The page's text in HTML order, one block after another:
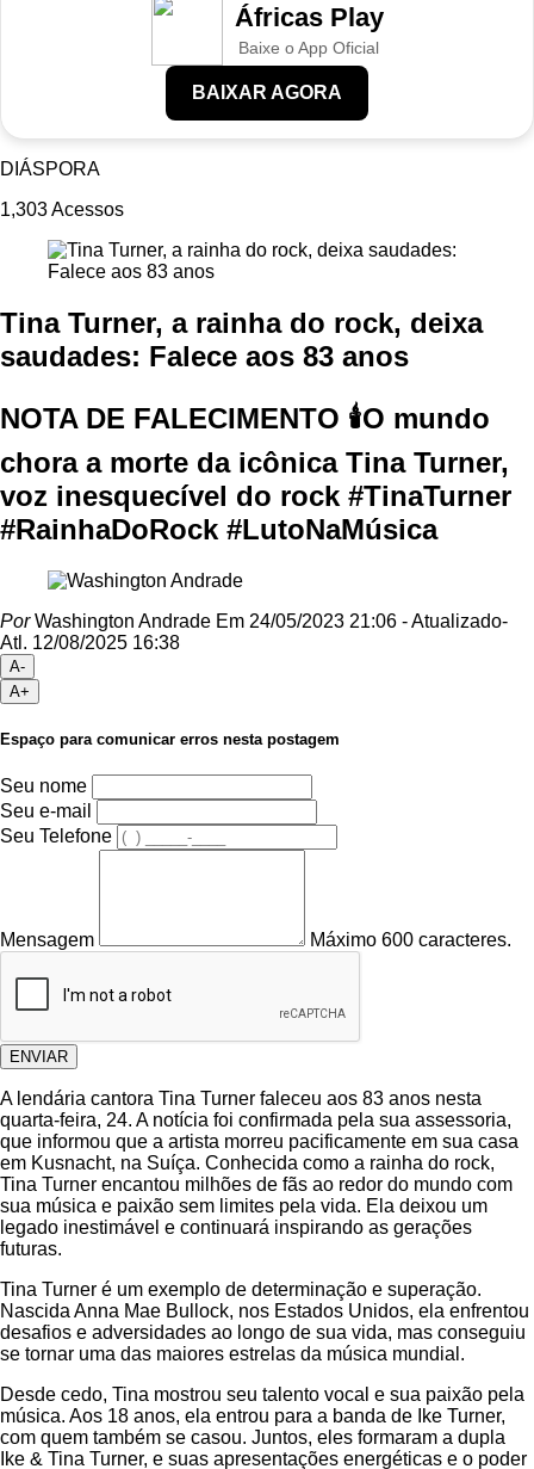
Áfricas Play
Baixe o App Oficial
BAIXAR AGORA
DIÁSPORA
1,303Acessos
Tina Turner, a rainha do rock, deixa
saudades: Falece aos 83 anos
NOTA DE FALECIMENTO 🕯️O mundo
chora a morte da icônica Tina Turner,
voz inesquecível do rock #TinaTurner
#RainhaDoRock #LutoNaMúsica
PorWashington Andrade Em 24/05/2023 21:06 - Atualizado-
Atl. 12/08/2025 16:38
A-
A+
Espaço para comunicar erros nesta postagem
Seu nome
Seu e-mail
Seu Telefone
Mensagem Máximo 600 caracteres.
ENVIAR
A lendária cantora Tina Turner faleceu aos 83 anos nesta
quarta-feira, 24. A notícia foi confirmada pela sua assessoria,
que informou que a artista morreu pacificamente em sua casa
em Kusnacht, na Suíça. Conhecida como a rainha do rock,
Tina Turner encantou milhões de fãs ao redor do mundo com
sua música e paixão sem limites pela vida. Ela deixou um
legado inestimável e continuará inspirando as gerações
futuras.
Tina Turner é um exemplo de determinação e superação.
Nascida Anna Mae Bullock, nos Estados Unidos, ela enfrentou
desafios e adversidades ao longo de sua vida, mas conseguiu
se tornar uma das maiores estrelas da música mundial.
Desde cedo, Tina mostrou seu talento vocal e sua paixão pela
música. Aos 18 anos, ela entrou para a banda de Ike Turner,
com quem também se casou. Juntos, eles formaram a dupla
Ike & Tina Turner, e suas apresentações energéticas e o poder